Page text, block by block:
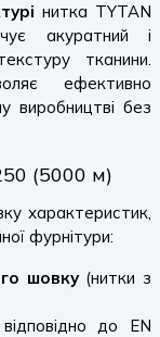
нитка TYTAN
акуратний і
тканини.
ефективно
виробництві без
(5000 м)
характеристик,
фурнітури:
шовку(нитки з
відповідно до EN